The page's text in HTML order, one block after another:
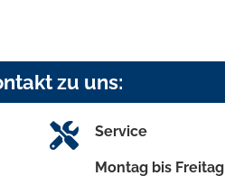
zu uns:
Service
Montag bis Freitag